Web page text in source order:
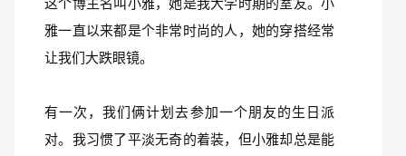
这个博主名叫小雅，她是我大学时期的室友。小
雅一直以来都是个非常时尚的人，她的穿搭经常
让我们大跌眼镜。
有一次，我们俩计划去参加一个朋友的生日派
对。我习惯了平淡无奇的着装，但小雅却总是能